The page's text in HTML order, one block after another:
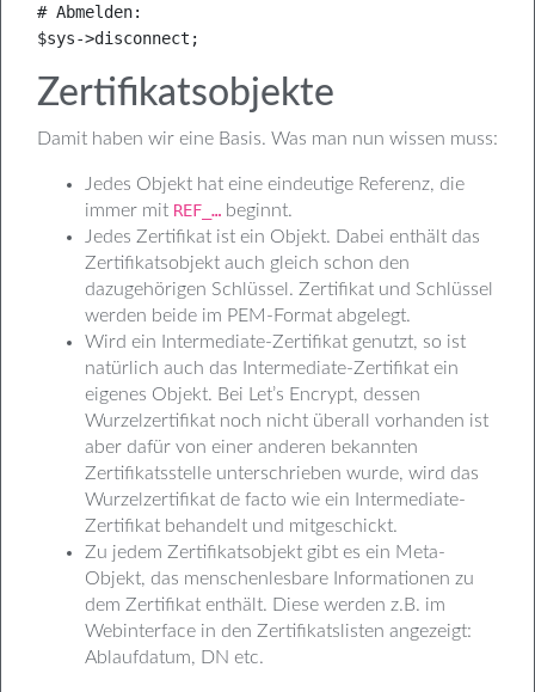
# Abmelden:
$sys->disconnect;
Zertifikatsobjekte
Damit haben wir eine Basis. Was man nun wissen muss:
Jedes Objekt hat eine eindeutige Referenz, die
immer mit REF_… beginnt.
Jedes Zertifikat ist ein Objekt. Dabei enthält das
Zertifikatsobjekt auch gleich schon den
dazugehörigen Schlüssel. Zertifikat und Schlüssel
werden beide im PEM-Format abgelegt.
Wird ein Intermediate-Zertifikat genutzt, so ist
natürlich auch das Intermediate-Zertifikat ein
eigenes Objekt. Bei Let’s Encrypt, dessen
Wurzelzertifikat noch nicht überall vorhanden ist
aber dafür von einer anderen bekannten
Zertifikatsstelle unterschrieben wurde, wird das
Wurzelzertifikat de facto wie ein Intermediate-
Zertifikat behandelt und mitgeschickt.
Zu jedem Zertifikatsobjekt gibt es ein Meta-
Objekt, das menschenlesbare Informationen zu
dem Zertifikat enthält. Diese werden z.B. im
Webinterface in den Zertifikatslisten angezeigt:
Ablaufdatum, DN etc.